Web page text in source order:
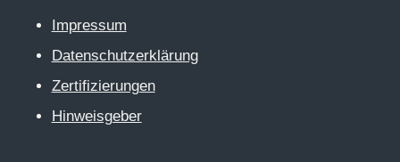
Impressum
Datenschutzerklärung
Zertifizierungen
Hinweisgeber